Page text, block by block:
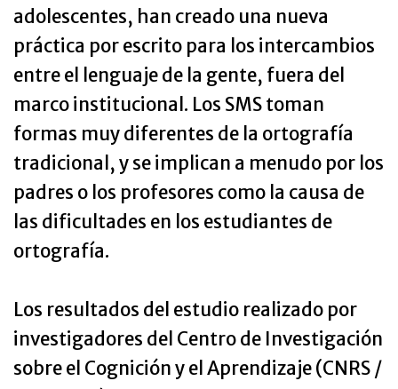
adolescentes, han creado una nueva
práctica por escrito para los intercambios
entre el lenguaje de la gente, fuera del
marco institucional. Los SMS toman
formas muy diferentes de la ortografía
tradicional, y se implican a menudo por los
padres o los profesores como la causa de
las dificultades en los estudiantes de
ortografía.
Los resultados del estudio realizado por
investigadores del Centro de Investigación
sobre el Cognición y el Aprendizaje (CNRS /